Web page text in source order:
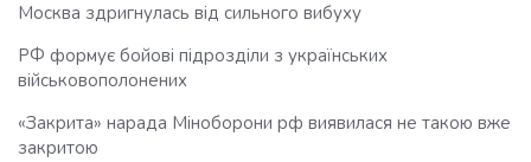
Москва здригнулась від сильного вибуху
РФ формує бойові підрозділи з українських
військовополонених
«Закрита» нарада Міноборони рф виявилася не такою вже
закритою